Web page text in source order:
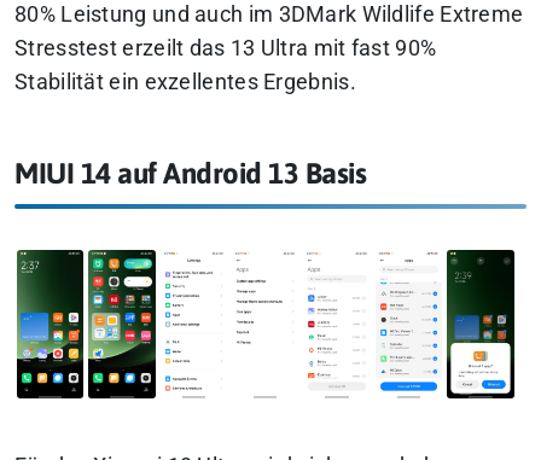
80% Leistung und auch im 3DMark Wildlife Extreme
Stresstest erzeilt das 13 Ultra mit fast 90%
Stabilität ein exzellentes Ergebnis.
MIUI 14 auf Android 13 Basis